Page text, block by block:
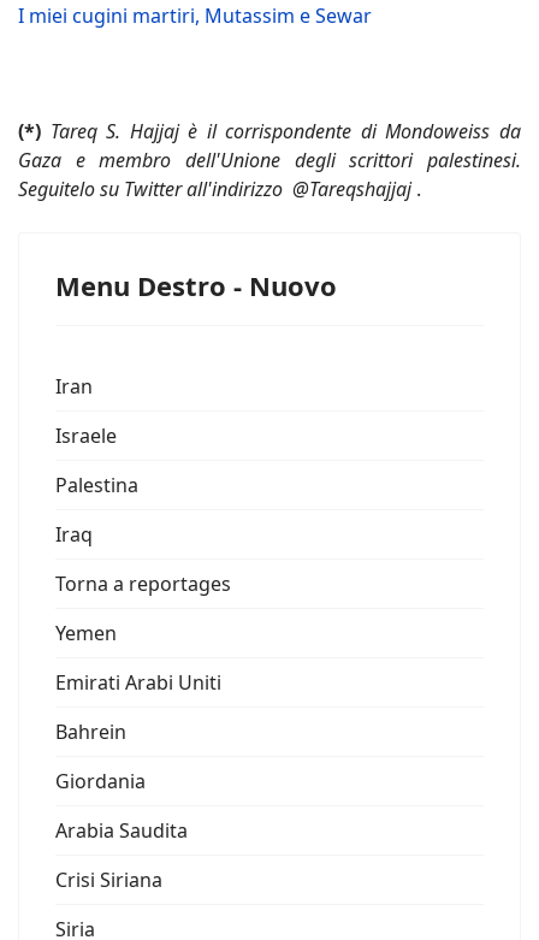
I miei cugini martiri, Mutassim e Sewar
(*) Tareq S. Hajjaj è il corrispondente di Mondoweiss da
Gaza e membro dell'Unione degli scrittori palestinesi.
Seguitelo su Twitter all'indirizzo @Tareqshajjaj.
Menu Destro - Nuovo
Iran
Israele
Palestina
Iraq
Torna a reportages
Yemen
Emirati Arabi Uniti
Bahrein
Giordania
Arabia Saudita
Crisi Siriana
Siria